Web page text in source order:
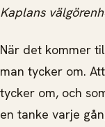
Kaplans
När det kommer
man tycker om.
tycker om, och
en tanke varje